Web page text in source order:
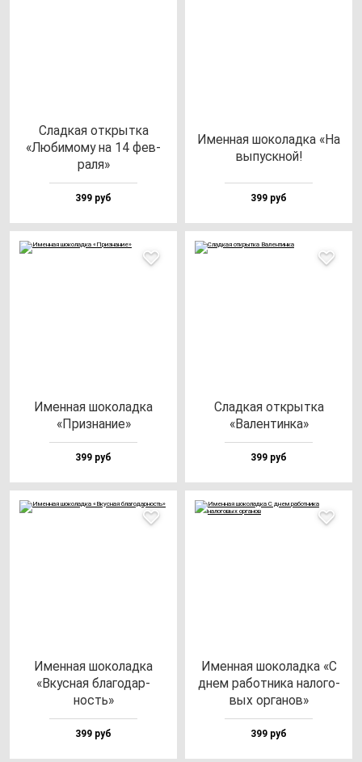
Слад­кая от­крыт­ка
«Люби­мо­му на 14 фев­
ра­ля»
399 руб
Имен­ная шо­ко­лад­ка «На
вы­пус­кной!
399 руб
Имен­ная шо­ко­лад­ка
«Приз­на­ние»
399 руб
Слад­кая от­крыт­ка
«Вален­тин­ка»
399 руб
Имен­ная шо­ко­лад­ка
«Вкус­ная бла­го­дар­
ность»
399 руб
Имен­ная шо­ко­лад­ка «С
днем ра­бот­ни­ка на­ло­го­
вых ор­га­нов»
399 руб